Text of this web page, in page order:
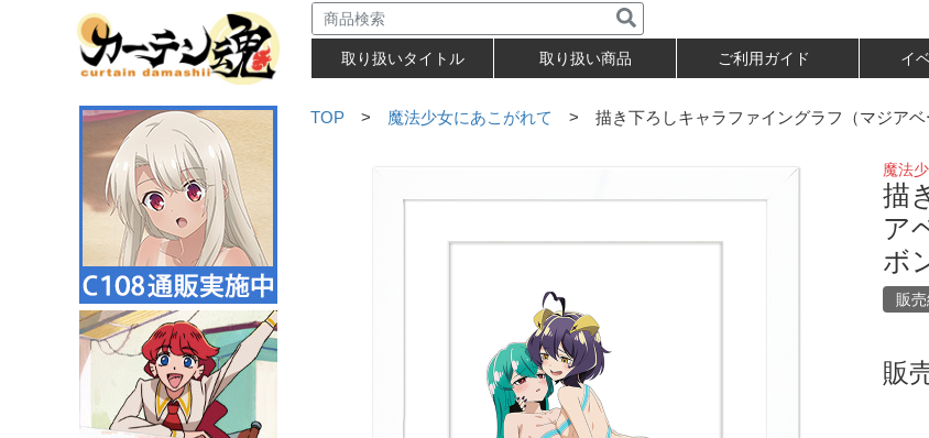
取り扱いタイトル 取り扱い商品 ご利用ガイド イ
TOP > 魔法少女にあこがれて > 描き下ろしキャラファイングラフ（マジアベ
魔法
描
ア
ボ
販
販